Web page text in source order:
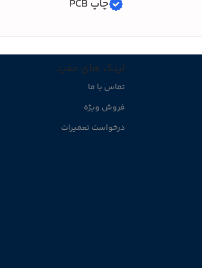
چاپ PCB
لینک های مفید
تماس با ما
فروش ویژه
درخواست تعمیرات